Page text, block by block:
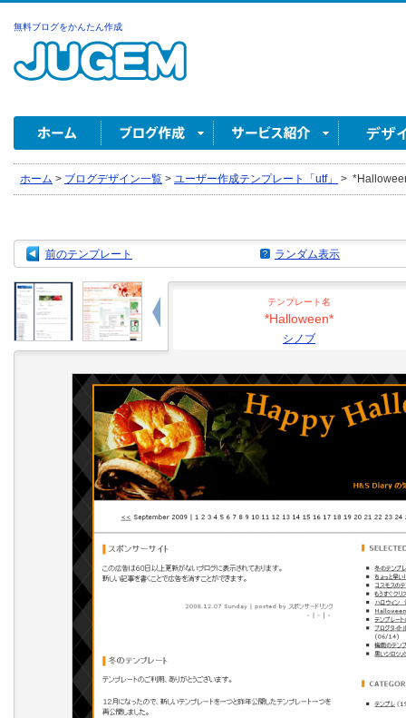
無料ブログをかんたん作成
ホーム > ブログデザイン一覧 > ユーザー作成テンプレート「utf」 >
前のテンプレート ランダム表示
テンプレート名
*Halloween*
シノブ